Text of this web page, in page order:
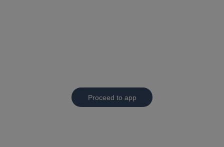
Proceed to app